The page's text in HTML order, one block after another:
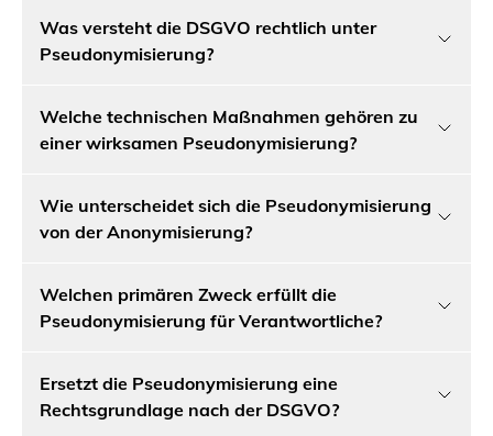
Was versteht die DSGVO rechtlich unter
Pseudonymisierung?
Welche technischen Maßnahmen gehören zu
einer wirksamen Pseudonymisierung?
Wie unterscheidet sich die Pseudonymisierung
von der Anonymisierung?
Welchen primären Zweck erfüllt die
Pseudonymisierung für Verantwortliche?
Ersetzt die Pseudonymisierung eine
Rechtsgrundlage nach der DSGVO?